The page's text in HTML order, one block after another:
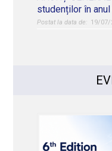
studenților în
19/07/